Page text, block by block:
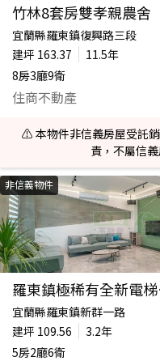
竹林8套房雙孝親農舍
宜蘭縣羅東鎮復興路三段
建坪 163.37
11.5年
8房3廳9衛
住商不動產
⚠️ 本物件非信義房屋受託
責，不屬信
非信義物件
宜蘭縣羅東鎮新群一路
建坪 109.56
3.2年
5房2廳6衛